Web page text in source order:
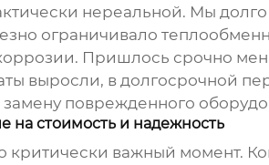
нереальной. Мы
ограничивало
Пришлось срочно
выросли, в долгосрочной
замену поврежденного
на стоимость и надежность
критически важный момент.